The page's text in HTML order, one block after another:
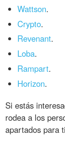
Wattson.
Crypto.
Revenant.
Loba.
Rampart.
Horizon.
Si estás
rodea a los
apartados para